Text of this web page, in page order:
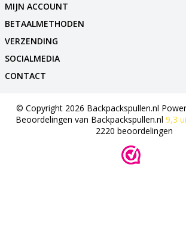
MIJN ACCOUNT
BETAALMETHODEN
VERZENDING
SOCIALMEDIA
CONTACT
© Copyright 2026 Backpackspullen.nl
Beoordelingen van Backpackspullen.nl 9,3
2220 beoordelingen